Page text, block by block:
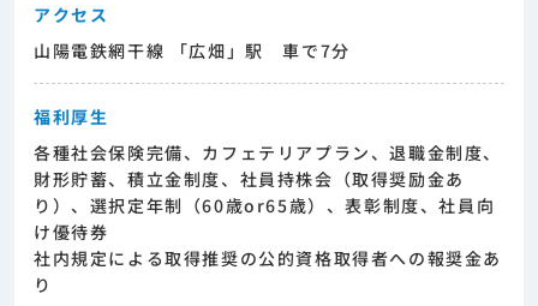
アクセス
山陽電鉄網干線 「広畑」駅 車で7分
福利厚生
各種社会保険完備、カフェテリアプラン、退職金制度、
財形貯蓄、積立金制度、社員持株会（取得奨励金あ
り）、選択定年制（60歳or65歳）、表彰制度、社員向
け優待券
社内規定による取得推奨の公的資格取得者への報奨金あ
り